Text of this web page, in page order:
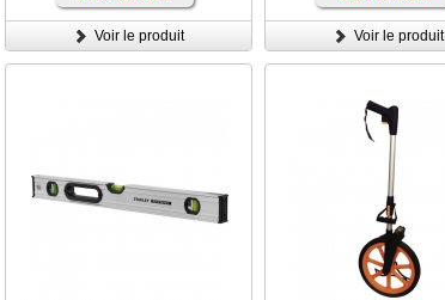
Voir le produit Voir le produit